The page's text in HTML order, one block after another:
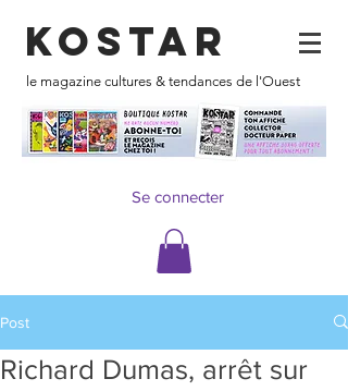
KOSTAR
le magazine cultures & tendances de l'Ouest
Se connecter
Post
Richard Dumas, arrêt sur